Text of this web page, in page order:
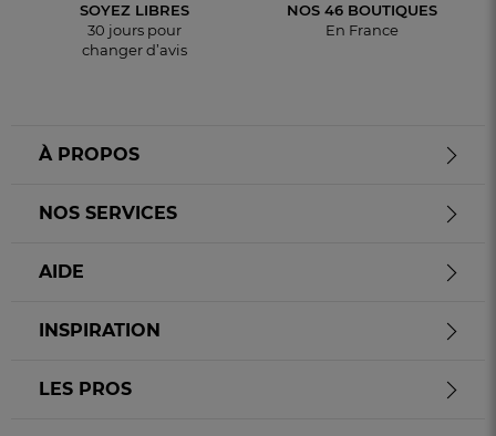
SOYEZ LIBRES
30 jours pour
changer d’avis
NOS 46 BOUTIQUES
En France
À PROPOS
NOS SERVICES
AIDE
INSPIRATION
LES PROS